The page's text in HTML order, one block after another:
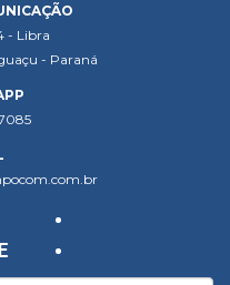
- Libra
- Paraná